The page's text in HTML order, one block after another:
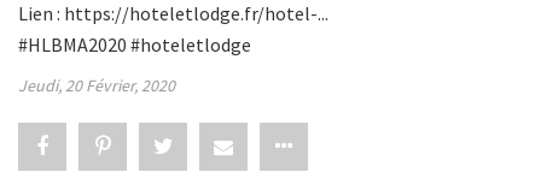
Lien : https://hoteletlodge.fr/hotel-...
#HLBMA2020 #hoteletlodge
Jeudi, 20 Février, 2020